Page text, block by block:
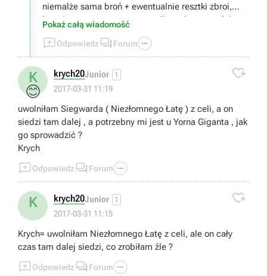
niemalże sama broń + ewentualnie resztki zbroi,
bezużyteczne w pve, w pvp o ile umiesz przydaje
Pokaż całą wiadomość
Odpowiedz  Forum 
K
😊
krych20Junior 1
2017-03-31 11:19

uwolniłam Siegwarda ( Niezłomnego Łatę ) z celi, a on
siedzi tam dalej , a potrzebny mi jest u Yorna Giganta , jak
go sprowadzić ?
Krych
Odpowiedz  Forum 
K krych20Junior 1
2017-03-31 11:15

Krych= uwolniłam Niezłomnego Łatę z celi, ale on cały
czas tam dalej siedzi, co zrobiłam źle ?
Odpowiedz  Forum 